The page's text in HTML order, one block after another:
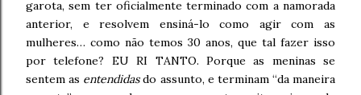
garota, sem ter oficialmente terminado com a namorada
anterior, e resolvem ensiná-lo como agir com as
mulheres… como não temos 30 anos, que tal fazer isso
por telefone? EU RI TANTO. Porque as meninas se
sentem as entendidasdo assunto, e terminam “da maneira